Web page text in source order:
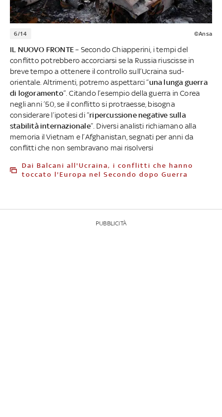
6/14 ©Ansa
IL NUOVO FRONTE– Secondo Chiapperini, i tempi del
conflitto potrebbero accorciarsi se la Russia riuscisse in
breve tempo a ottenere il controllo sull’Ucraina sud-
orientale. Altrimenti, potremo aspettarci “una lunga guerra
di logoramento”. Citando l’esempio della guerra in Corea
negli anni ’50, se il conflitto si protraesse, bisogna
considerare l’ipotesi di “ripercussione negative sulla
stabilità internazionale”. Diversi analisti richiamano alla
memoria il Vietnam e l’Afghanistan, segnati per anni da
conflitti che non sembravano mai risolversi
Dai Balcani all'Ucraina, i conflitti che hanno
toccato l'Europa nel Secondo dopo Guerra
PUBBLICITÀ